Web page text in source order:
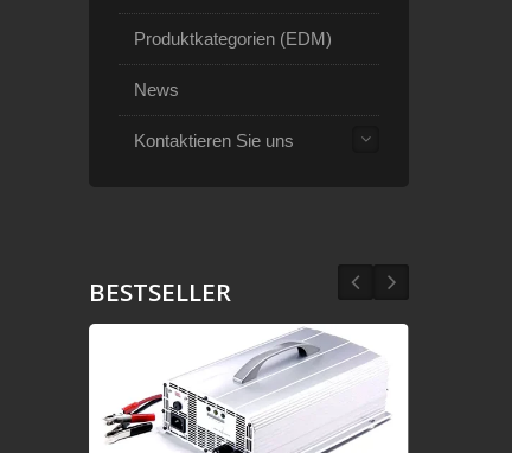
Produktkategorien (EDM)
News
Kontaktieren Sie uns
BESTSELLER